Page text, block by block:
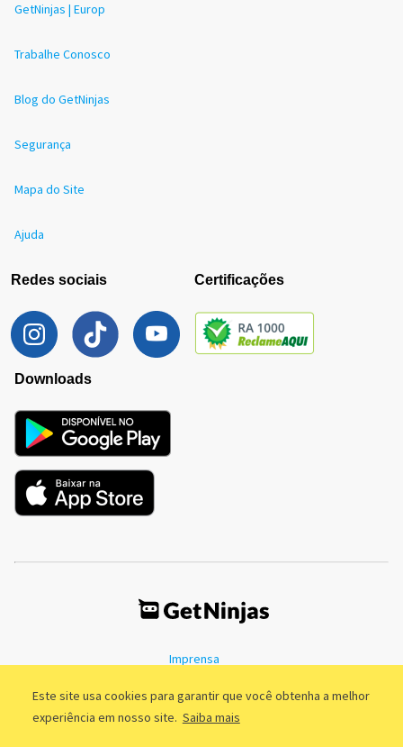
Este site usa cookies para garantir que você obtenha a melhor
experiência em nosso site. Saiba mais
GetNinjas | Europ
Trabalhe Conosco
Blog do GetNinjas
Segurança
Mapa do Site
Ajuda
Redes sociais Certificações
Downloads
Imprensa
Política de Privacidade